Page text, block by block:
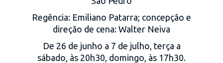
Regência: Emiliano Patarra; concepção e
direção de cena: Walter Neiva
De 26 de junho a 7 de julho, terça a
sábado, às 20h30, domingo, às 17h30.